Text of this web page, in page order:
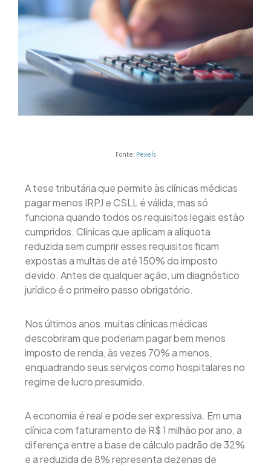
Fonte: Pexels
A tese tributária que permite às clínicas médicas
pagar menos IRPJ e CSLL é válida, mas só
funciona quando todos os requisitos legais estão
cumpridos. Clínicas que aplicam a alíquota
reduzida sem cumprir esses requisitos ficam
expostas a multas de até 150% do imposto
devido. Antes de qualquer ação, um diagnóstico
jurídico é o primeiro passo obrigatório.
Nos últimos anos, muitas clínicas médicas
descobriram que poderiam pagar bem menos
imposto de renda, às vezes 70% a menos,
enquadrando seus serviços como hospitalares no
regime de lucro presumido.
A economia é real e pode ser expressiva. Em uma
clínica com faturamento de R$ 1 milhão por ano, a
diferença entre a base de cálculo padrão de 32%
e a reduzida de 8% representa dezenas de